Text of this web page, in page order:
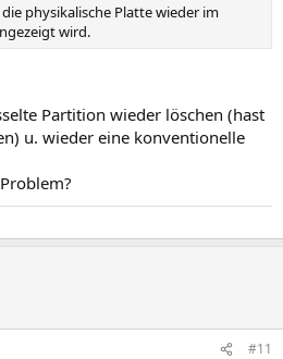
physikalische Platte wieder im
wird.
Partition wieder löschen (hast
u. wieder eine konventionelle
#11